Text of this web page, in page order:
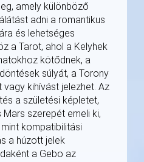
amely különböző
adni a romantikus
és lehetséges
a Tarot, ahol a Kelyhek
kötődnek, a
súlyát, a Torony
kihívást jelezhet. Az
a születési képletet,
szerepét emeli ki,
kompatibilitási
a húzott jelek
a Gebo az